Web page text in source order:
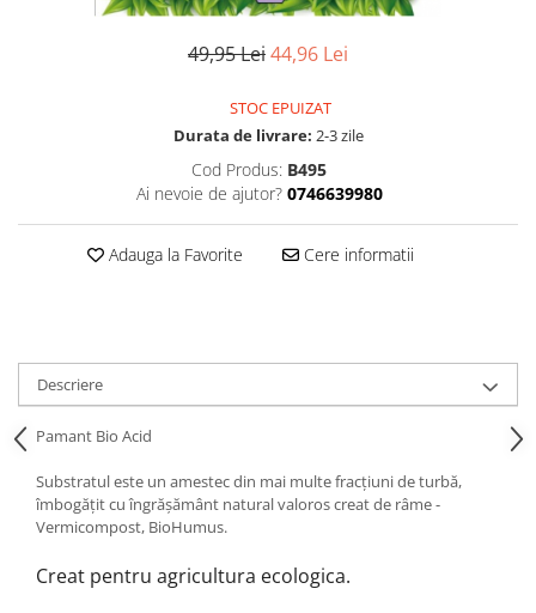
49,95 Lei44,96 Lei
STOC EPUIZAT
Durata de livrare: 2-3 zile
Cod Produs: B495
Ai nevoie de ajutor? 0746639980
Adauga la Favorite Cere informatii
Descriere
Pamant Bio Acid
Substratul este un amestec din mai multe fracțiuni de turbă,
îmbogățit cu îngrășământ natural valoros creat de râme -
Vermicompost, BioHumus.
Creat pentru agricultura ecologica.